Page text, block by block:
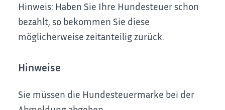
Hinweis: Haben Sie Ihre Hundesteuer schon
bezahlt, so bekommen Sie diese
möglicherweise zeitanteilig zurück.
Hinweise
Sie müssen die Hundesteuermarke bei der